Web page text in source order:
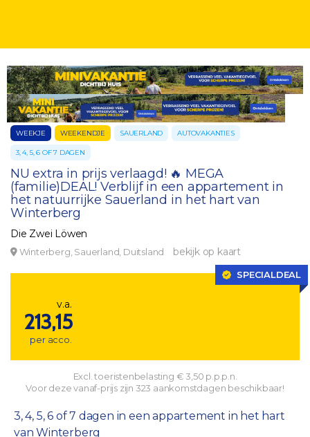
WEEKJE WEEKENDJE SAUERLAND AUTOVAKANTIES
3, 4, 5, 6 OF 7 DAGEN
NU extra in prijs verlaagd! 🔥 MEGA
(familie)DEAL! Verblijf in een appartement in
het natuurrijke Sauerland in het hart van
Winterberg
Die Zwei Löwen
Winterberg, Sauerland, Duitsland bekijk op kaart
SPECIALDEAL
v.a.
213,15
per acco.
Excl. toeristenbelasting € 3,50 p.p.p.n.
Voor deze vanaf-prijs zijn 323 aankomstdagen beschikbaar!
3, 4, 5, 6 of 7 dagen in een appartement in het hart
van Winterberg